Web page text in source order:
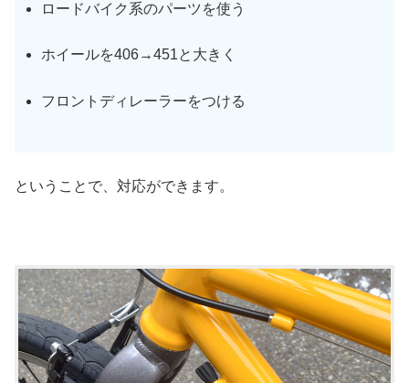
ロードバイク系のパーツを使う
ホイールを406→451と大きく
フロントディレーラーをつける
ということで、対応ができます。